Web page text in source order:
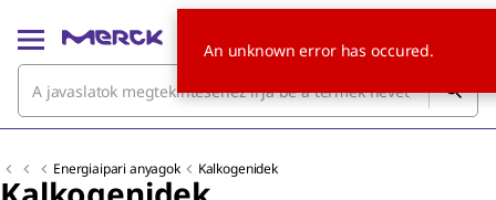
Energiaipari anyagok Kalkogenidek
An unknown error has occured.